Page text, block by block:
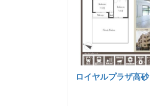
ロイヤルプラザ高砂